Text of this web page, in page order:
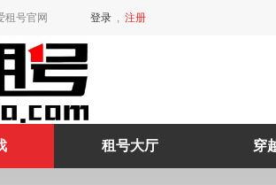
租号官网 登录 , 注册
租号大厅 穿